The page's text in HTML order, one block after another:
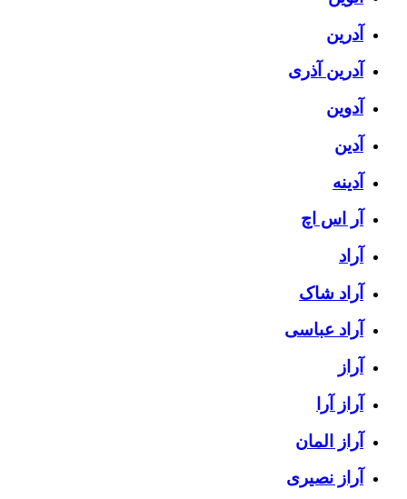
آدرین
آدرین آذری
آدوین
آدین
آدینه
آر اس اچ
آراد
آراد شاک
آراد عباسی
آراز
آراز آرا
آراز المان
آراز نصیری